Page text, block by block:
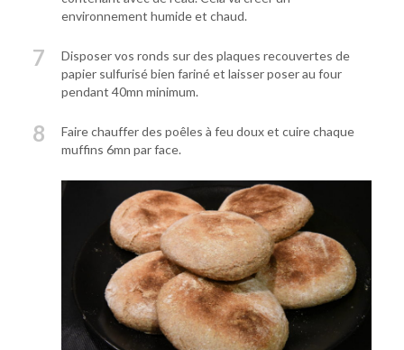
environnement humide et chaud.
7
Disposer vos ronds sur des plaques recouvertes de
papier sulfurisé bien fariné et laisser poser au four
pendant 40mn minimum.
8
Faire chauffer des poêles à feu doux et cuire chaque
muffins 6mn par face.